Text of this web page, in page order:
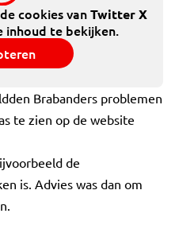
cookies vanTwitter X
inhoud te bekijken.
Brabanders problemen
te zien op de website
de
is. Advies was dan om